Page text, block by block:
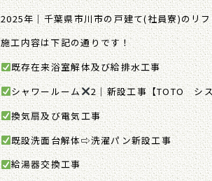
2025年｜千葉県市川市の戸建て(社員寮)のリ
施工内容は下記の通りです！
既存在来浴室解体及び給排水工事
シャワールーム
2｜新設工事【TOTO シ
換気扇及び電気工事
既設洗面台解体⇨洗濯パン新設工事
給湯器交換工事